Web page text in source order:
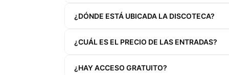
¿DÓNDE ESTÁ UBICADA LA DISCOTECA?
¿CUÁL ES EL PRECIO DE LAS ENTRADAS?
¿HAY ACCESO GRATUITO?